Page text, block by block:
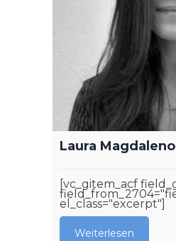
Laura
[vc_gitem_acf
el_class="excerpt"]
Weiterlesen